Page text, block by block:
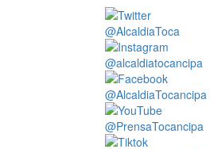
@AlcaldiaToca
@alcaldiatocancipa
@AlcaldiaTocancipa
@PrensaTocancipa